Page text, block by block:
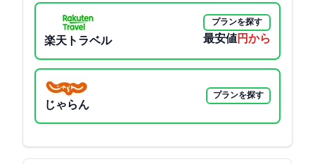
楽天トラベル
プランを探す
最安値4000円から
じゃらん
プランを探す